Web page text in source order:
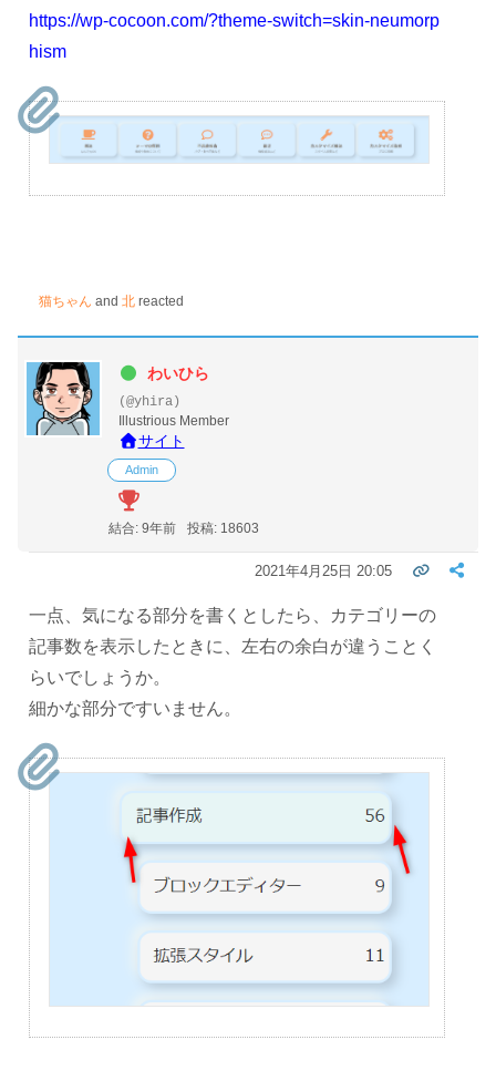
https://wp-cocoon.com/?theme-switch=skin-neumorp
hism
猫ちゃん and 北 reacted
わいひら
(@yhira)
Illustrious Member
サイト
Admin
結合: 9年前 投稿: 18603
2021年4月25日 20:05
一点、気になる部分を書くとしたら、カテゴリーの
記事数を表示したときに、左右の余白が違うことく
らいでしょうか。
細かな部分ですいません。